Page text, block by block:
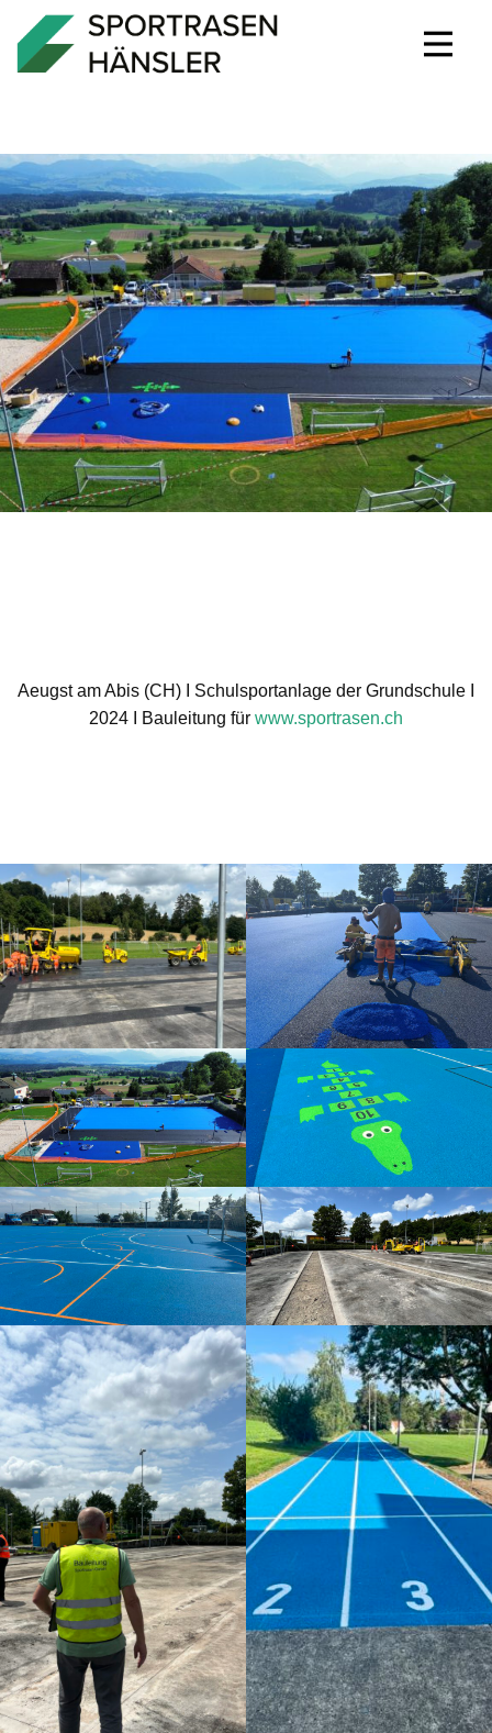
Aeugst am Abis (CH) I Schul­sport­an­la­ge der Grund­schu­le I
2024 I Bau­lei­tung für www.sportrasen.ch